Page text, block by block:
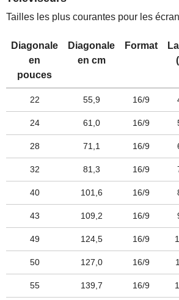
Tailles les plus courantes pour les
Diagonale
en
pouces
Diagonale
en cm
Format
22 55,9 16/9
24 61,0 16/9
28 71,1 16/9
32 81,3 16/9
40 101,6 16/9
43 109,2 16/9
49 124,5 16/9
50 127,0 16/9
55 139,7 16/9